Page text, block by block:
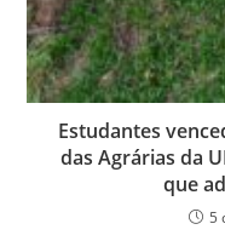
Estudantes
das Agrárias da
que
5